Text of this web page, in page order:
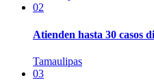
02
Atienden hasta 30 casos
Tamaulipas
03